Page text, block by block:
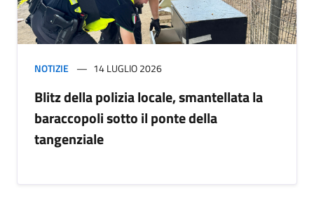
NOTIZIE 14 LUGLIO 2026
Blitz della polizia locale, smantellata la
baraccopoli sotto il ponte della
tangenziale